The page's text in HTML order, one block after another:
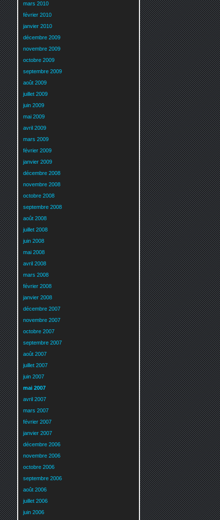
mars 2010
février 2010
janvier 2010
décembre 2009
novembre 2009
octobre 2009
septembre 2009
août 2009
juillet 2009
juin 2009
mai 2009
avril 2009
mars 2009
février 2009
janvier 2009
décembre 2008
novembre 2008
octobre 2008
septembre 2008
août 2008
juillet 2008
juin 2008
mai 2008
avril 2008
mars 2008
février 2008
janvier 2008
décembre 2007
novembre 2007
octobre 2007
septembre 2007
août 2007
juillet 2007
juin 2007
mai 2007
avril 2007
mars 2007
février 2007
janvier 2007
décembre 2006
novembre 2006
octobre 2006
septembre 2006
août 2006
juillet 2006
juin 2006